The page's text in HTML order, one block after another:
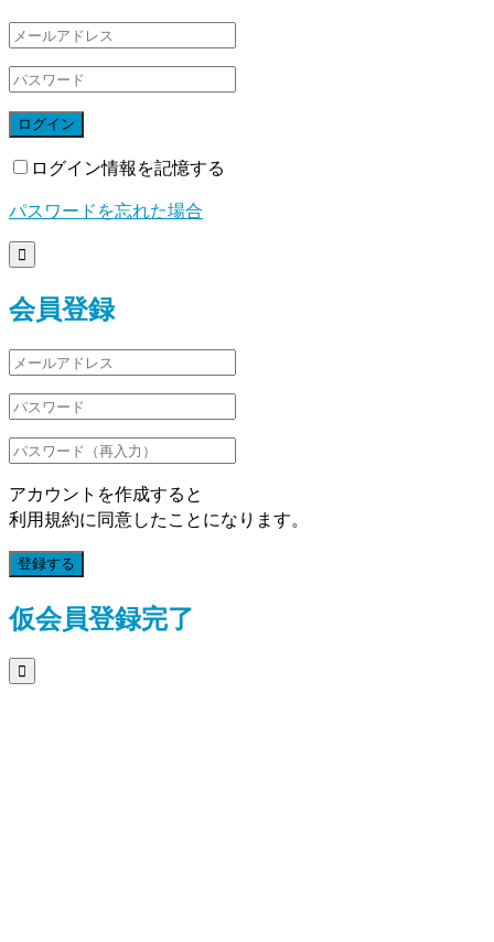
ログイン
ログイン情報を記憶する
パスワードを忘れた場合

会員登録
アカウントを作成すると
利用規約に同意したことになります。
登録する
仮会員登録完了
